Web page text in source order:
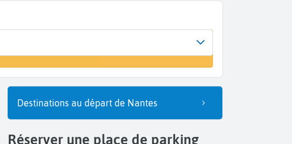
Essaouira (ESU)
Destinations au départ de Nantes
Réserver une place de parking